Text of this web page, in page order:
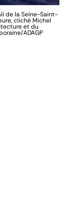
de la Seine-Saint-
cliché Michel
et du
ADAGP